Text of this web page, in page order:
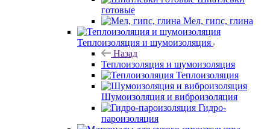
готовые
Мел, гипс, глина
Теплоизоляция и шумоизоляция
Назад
Теплоизоляция и шумоизоляция
Теплоизоляция
Шумоизоляция и виброизоляция
Гидро-
пароизоляция